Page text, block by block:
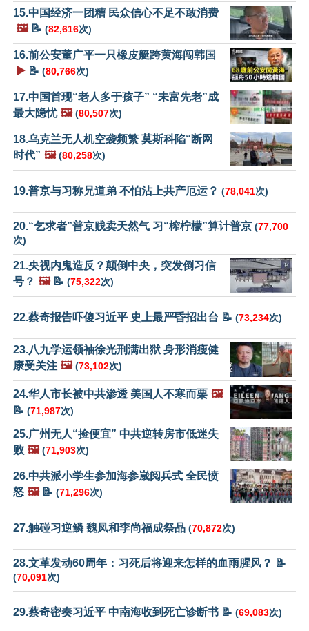
15.中国经济一团糟 民众信心不足不敢消费
🖼️📝 (82,616次)
16.前公安董广平一只橡皮艇跨黄海闯韩国
▶️ 📝 (80,766次)
17.中国首现“老人多于孩子” “未富先老”成
最大隐忧 🖼️ (80,507次)
18.乌克兰无人机空袭频繁 莫斯科陷“断网
时代” 🖼️ (80,258次)
19.普京与习称兄道弟 不怕沾上共产厄运？ (78,041次)
20.“乞求者”普京贱卖天然气 习“榨柠檬”算计普京 (77,700
次)
21.央视内鬼造反？颠倒中央，突发倒习信
号？ 🖼️📝 (75,322次)
22.蔡奇报告吓傻习近平 史上最严昏招出台 📝 (73,234次)
23.八九学运领袖徐光刑满出狱 身形消瘦健
康受关注 🖼️ (73,102次)
24.华人市长被中共渗透 美国人不寒而栗 🖼️
📝 (71,987次)
25.广州无人“捡便宜” 中共逆转房市低迷失
败 🖼️ (71,903次)
26.中共派小学生参加海参崴阅兵式 全民愤
怒 🖼️📝 (71,296次)
27.触碰习逆鳞 魏凤和李尚福成祭品 (70,872次)
28.文革发动60周年：习死后将迎来怎样的血雨腥风？ 📝
(70,091次)
29.蔡奇密奏习近平 中南海收到死亡诊断书 📝 (69,083次)